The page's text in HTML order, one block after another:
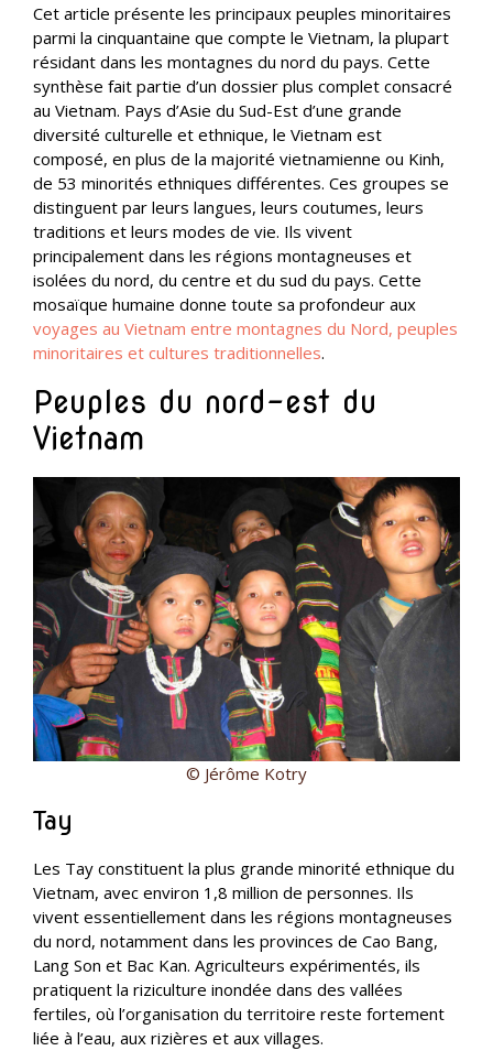
Cet article présente les principaux peuples minoritaires
parmi la cinquantaine que compte le Vietnam, la plupart
résidant dans les montagnes du nord du pays. Cette
synthèse fait partie d’un dossier plus complet consacré
au Vietnam. Pays d’Asie du Sud-Est d’une grande
diversité culturelle et ethnique, le Vietnam est
composé, en plus de la majorité vietnamienne ou Kinh,
de 53 minorités ethniques différentes. Ces groupes se
distinguent par leurs langues, leurs coutumes, leurs
traditions et leurs modes de vie. Ils vivent
principalement dans les régions montagneuses et
isolées du nord, du centre et du sud du pays. Cette
mosaïque humaine donne toute sa profondeur aux
voyages au Vietnam entre montagnes du Nord, peuples
minoritaires et cultures traditionnelles.
Peuples du nord-est du
Vietnam
© Jérôme Kotry
Tay
Les Tay constituent la plus grande minorité ethnique du
Vietnam, avec environ 1,8 million de personnes. Ils
vivent essentiellement dans les régions montagneuses
du nord, notamment dans les provinces de Cao Bang,
Lang Son et Bac Kan. Agriculteurs expérimentés, ils
pratiquent la riziculture inondée dans des vallées
fertiles, où l’organisation du territoire reste fortement
liée à l’eau, aux rizières et aux villages.